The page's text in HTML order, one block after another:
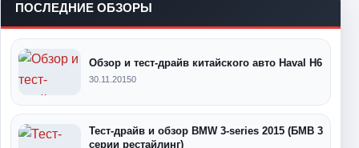
ПОСЛЕДНИЕ ОБЗОРЫ
Обзор и тест-драйв китайского авто Haval H6
30.11.20150
Тест-драйв и обзор BMW 3-series 2015 (БМВ 3
серии рестайлинг)